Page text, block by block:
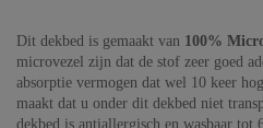
Dit dekbed is gemaakt van 100%
microvezel zijn dat de stof zeer goed
absorptie vermogen dat wel 10 keer
maakt dat u onder dit dekbed niet
dekbed is antiallergisch en wasbaar tot